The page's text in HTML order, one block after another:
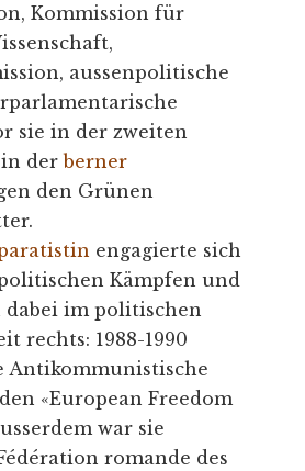
Kommission für
aussenpolitische
sie in der zweiten
in derberner
den Grünen
engagierte sich
Kämpfen und
im politischen
rechts: 1988-1990
Antikommunistische
«European Freedom
war sie
romande des